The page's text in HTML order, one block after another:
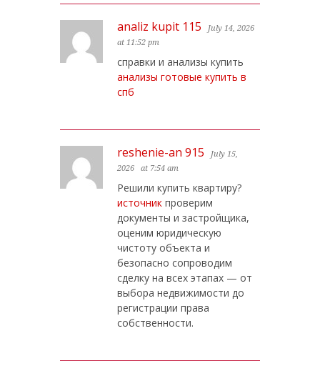
analiz kupit 115
July 14, 2026
at 11:52 pm
справки и анализы купить
анализы готовые купить в
спб
reshenie-an 915
July 15,
2026
at 7:54 am
Решили купить квартиру?
источник проверим
документы и застройщика,
оценим юридическую
чистоту объекта и
безопасно сопроводим
сделку на всех этапах — от
выбора недвижимости до
регистрации права
собственности.